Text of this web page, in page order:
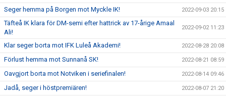
Seger hemma på Borgen mot Myckle IK! 2022-09-03 20:15
Täfteå IK klara för DM-semi efter hattrick av 17-årige Amaal
Ali!
2022-09-02 11:23
Klar seger borta mot IFK Luleå Akademi! 2022-08-28 20:08
Förlust hemma mot Sunnanå SK! 2022-08-21 08:59
Oavgjort borta mot Notviken i seriefinalen! 2022-08-14 09:46
Jadå, seger i höstpremiären! 2022-08-07 21:20